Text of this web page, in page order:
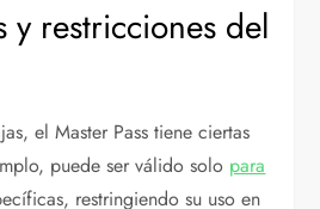
y restricciones del
el Master Pass tiene ciertas
puede ser válido solo para
restringiendo su uso en